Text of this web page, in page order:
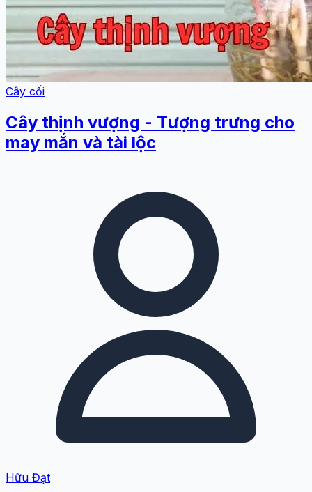
Cây cối
Cây thịnh vượng - Tượng trưng cho
may mắn và tài lộc
Hữu Đạt